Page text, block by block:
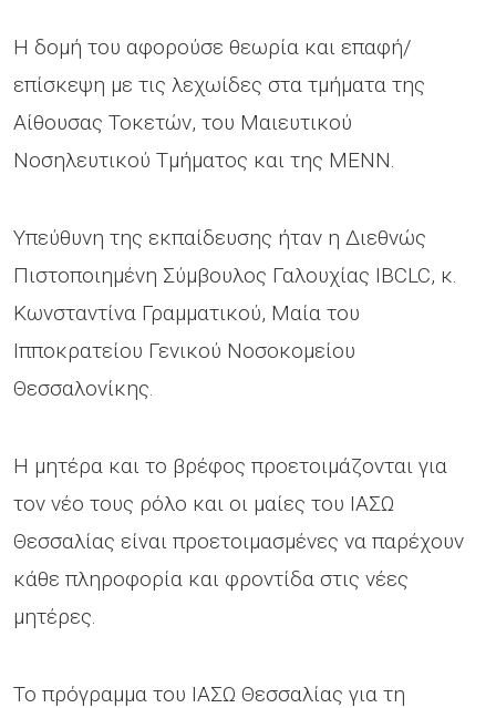
Η δομή του αφορούσε θεωρία και επαφή/
επίσκεψη με τις λεχωίδες στα τμήματα της
Αίθουσας Τοκετών, του Μαιευτικού
Νοσηλευτικού Τμήματος και της ΜΕΝΝ.
Υπεύθυνη της εκπαίδευσης ήταν η Διεθνώς
Πιστοποιημένη Σύμβουλος Γαλουχίας IBCLC, κ.
Κωνσταντίνα Γραμματικού, Μαία του
Ιπποκρατείου Γενικού Νοσοκομείου
Θεσσαλονίκης.
Η μητέρα και το βρέφος προετοιμάζονται για
τον νέο τους ρόλο και οι μαίες του ΙΑΣΩ
Θεσσαλίας είναι προετοιμασμένες να παρέχουν
κάθε πληροφορία και φροντίδα στις νέες
μητέρες.
Το πρόγραμμα του ΙΑΣΩ Θεσσαλίας για τη